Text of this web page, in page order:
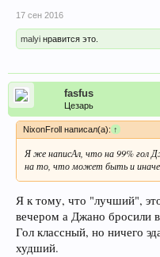
17 сен 2016
malyi нравится это.
fasfus
Цезарь
NixonFroll написал(а):↑
Я же написАл, что на 99% гол
на то, что может быть и
Я к тому, что "лучший",
вечером а Джано бросили
Гол классный, но ничего
худший.